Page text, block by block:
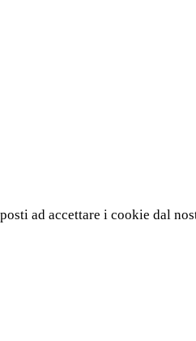
ad accettare i cookie dal